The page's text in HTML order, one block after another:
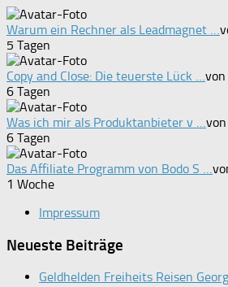
Warum ein Rechner als Leadmagnet …
5 Tagen
Copy and Close: Die teuerste Lück …von
6 Tagen
Was ich mir als Produktanbieter v …von
6 Tagen
Das Affiliate Programm von Bodo S …
1 Woche
Impressum
Neueste Beiträge
Geldhelden Freiheits Reisen